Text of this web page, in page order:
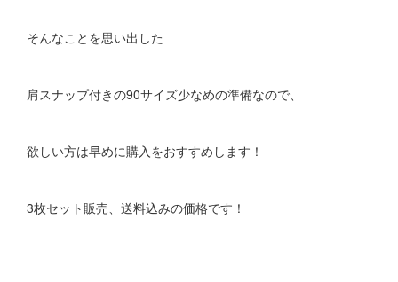
そんなことを思い出した
肩スナップ付きの90サイズ少なめの準備なので、
欲しい方は早めに購入をおすすめします！
3枚セット販売、送料込みの価格です！